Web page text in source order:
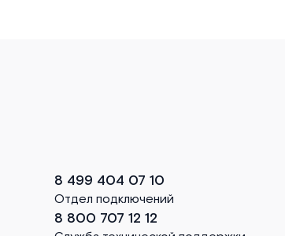
8 499 404 07 10
Отдел подключений
8 800 707 12 12